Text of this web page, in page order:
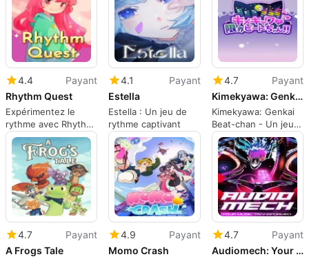
4.4
Payant
Rhythm Quest
Expérimentez le
rythme avec Rhythm
Quest
4.1
Payant
Estella
Estella : Un jeu de
rythme captivant
4.7
Payant
Kimekyawa: Genkai Beat-chan
Kimekyawa: Genkai
Beat-chan - Un jeu
musical amusant
4.7
Payant
A Frogs Tale
4.9
Payant
Momo Crash
4.7
Payant
Audiomech: Your Music Transformed